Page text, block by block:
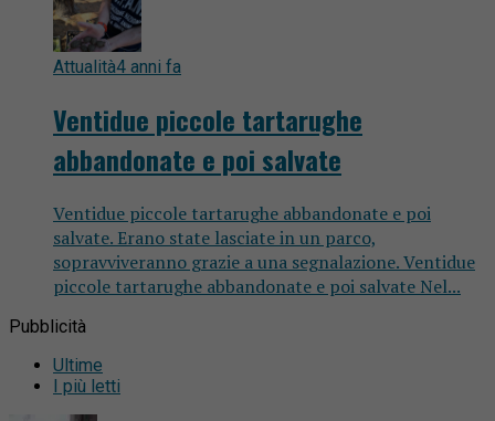
Attualità4 anni fa
Ventidue piccole tartarughe
abbandonate e poi salvate
Ventidue piccole tartarughe abbandonate e poi
salvate. Erano state lasciate in un parco,
sopravviveranno grazie a una segnalazione. Ventidue
piccole tartarughe abbandonate e poi salvate Nel...
Pubblicità
Ultime
I più letti